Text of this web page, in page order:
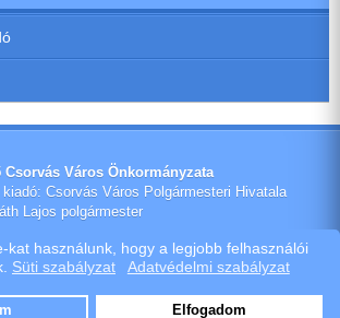
kat használunk, hogy a legjobb felhasználói
Süti szabályzat Adatvédelmi szabályzat
Elfogadom
Város Önkormányzata
Csorvás Város Polgármesteri Hivatala
Lajos polgármester
Kft.